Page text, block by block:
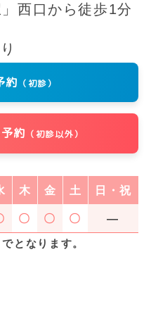
西口から徒歩1分
約 （初診）
約 （初診以外）
木 金 土 日・祝
〇 〇 〇 ―
となります。